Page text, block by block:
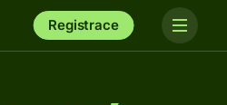
Registrace